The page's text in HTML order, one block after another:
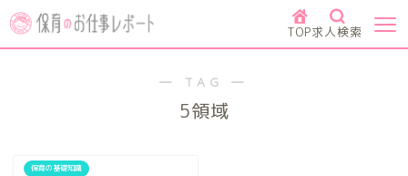
TOP求人検索
― TAG ―
5領域
保育の基礎知識